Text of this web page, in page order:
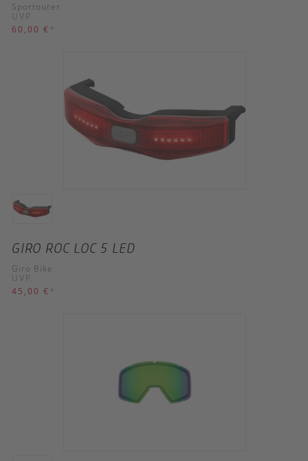
Sportourer
UVP
60,00 € *
GIRO ROC LOC 5 LED
Giro Bike
UVP
45,00 € *